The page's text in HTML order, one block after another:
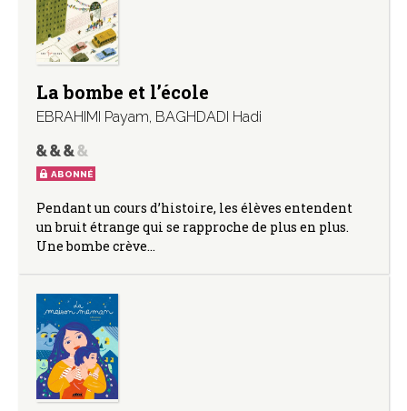
La bombe et l’école
EBRAHIMI Payam, BAGHDADI Hadi
ABONNÉ
Pendant un cours d’histoire, les élèves entendent
un bruit étrange qui se rapproche de plus en plus.
Une bombe crève…